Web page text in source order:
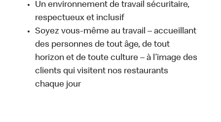
Un environnement de travail sécuritaire,
respectueux et inclusif
Soyez vous-même au travail – accueillant
des personnes de tout âge, de tout
horizon et de toute culture – à l’image des
clients qui visitent nos restaurants
chaque jour